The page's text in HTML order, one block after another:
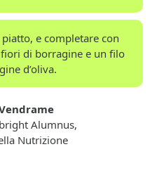
e completare con
di borragine e un filo
d’oliva.
Alumnus,
Nutrizione